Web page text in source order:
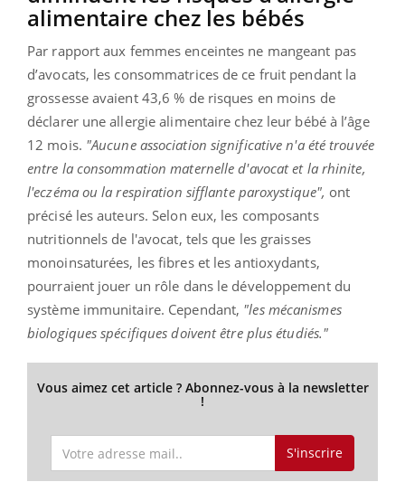
alimentaire chez les bébés
Par rapport aux femmes enceintes ne mangeant pas
d’avocats, les consommatrices de ce fruit pendant la
grossesse avaient 43,6 % de risques en moins de
déclarer une allergie alimentaire chez leur bébé à l’âge
12 mois. "Aucune association significative n'a été trouvée
entre la consommation maternelle d'avocat et la rhinite,
l'eczéma ou la respiration sifflante paroxystique", ont
précisé les auteurs. Selon eux, les composants
nutritionnels de l'avocat, tels que les graisses
monoinsaturées, les fibres et les antioxydants,
pourraient jouer un rôle dans le développement du
système immunitaire. Cependant, "les mécanismes
biologiques spécifiques doivent être plus étudiés."
Vous aimez cet article ? Abonnez-vous à la newsletter
!
S'inscrire